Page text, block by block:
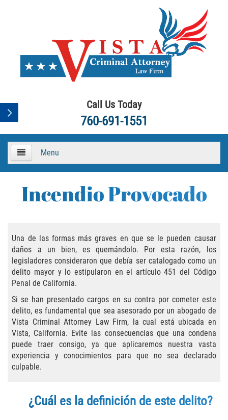
Call Us Today
760-691-1551
Menu
Áreas De Práctica
Asalto y Agresión
Agresión Agravada
Asalto con Arma Mortal
Asalto Con Químicos Cáusticos
Asalto Simple
Incendio Provocado
Una de las formas más graves en que se le pueden causar
daños a un bien, es quemándolo. Por esta razón, los
legisladores consideraron que debía ser catalogado como un
delito mayor y lo estipularon en el artículo 451 del Código
Penal de California.
Si se han presentado cargos en su contra por cometer este
delito, es fundamental que sea asesorado por un abogado de
Vista Criminal Attorney Law Firm, la cual está ubicada en
Vista, California. Evite las consecuencias que una condena
puede traer consigo, ya que aplicaremos nuestra vasta
experiencia y conocimientos para que no sea declarado
culpable.
¿Cuál es la definición de este delito?